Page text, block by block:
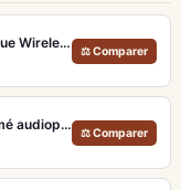
Technics EAH-AZ100E – Écouteurs True Wireless Hi-Res avec ANC adaptative et Dolby Atmos
⚖ Comparer
Final Audio DX3000 CL – Casque fermé audiophile 4.4mm symétrique
⚖ Comparer